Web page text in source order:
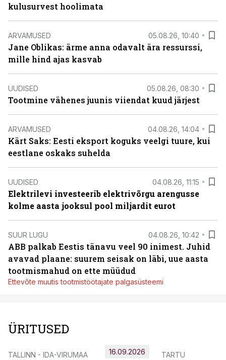
kulusurvest hoolimata
ARVAMUSED 05.08.26, 10:40
Jane Oblikas: ärme anna odavalt ära ressurssi,
mille hind ajas kasvab
UUDISED 05.08.26, 08:30
Tootmine vähenes juunis viiendat kuud järjest
ARVAMUSED 04.08.26, 14:04
Kärt Saks: Eesti eksport koguks veelgi tuure, kui
eestlane oskaks suhelda
UUDISED 04.08.26, 11:15
Elektrilevi investeerib elektrivõrgu arengusse
kolme aasta jooksul pool miljardit eurot
SUUR LUGU 04.08.26, 10:42
ABB palkab Eestis tänavu veel 90 inimest. Juhid
avavad plaane: suurem seisak on läbi, uue aasta
tootmismahud on ette müüdud
Ettevõte muutis tootmistöötajate palgasüsteemi
ÜRITUSED
TALLINN - IDA-VIRUMAA 16.09.2026 TARTU